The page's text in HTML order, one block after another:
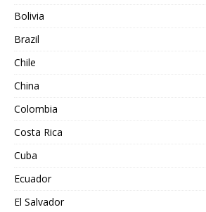
Bolivia
Brazil
Chile
China
Colombia
Costa Rica
Cuba
Ecuador
El Salvador